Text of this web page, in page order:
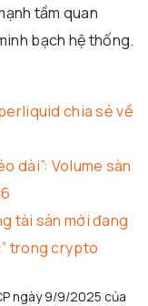
tầm quan
bạch hệ thống.
chia sẻ về
dài”: Volume sàn
tài sản mới đang
trong crypto
ngày 9/9/2025 của